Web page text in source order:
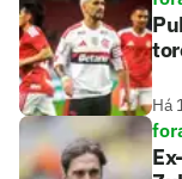
Há